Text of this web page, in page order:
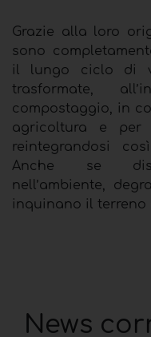
Grazie alla loro
sono
il lungo ciclo di
trasformate,
compostaggio, in
agricoltura e per
reintegrandosi
Anche se
nell’ambiente,
inquinano il terreno
News